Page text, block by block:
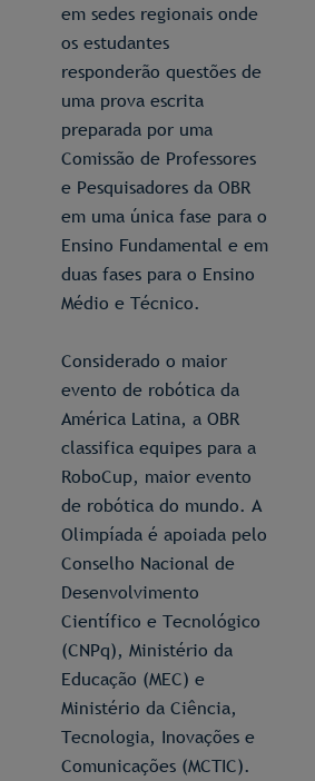
em sedes regionais onde
os estudantes
responderão questões de
uma prova escrita
preparada por uma
Comissão de Professores
e Pesquisadores da OBR
em uma única fase para o
Ensino Fundamental e em
duas fases para o Ensino
Médio e Técnico.
Considerado o maior
evento de robótica da
América Latina, a OBR
classifica equipes para a
RoboCup, maior evento
de robótica do mundo. A
Olimpíada é apoiada pelo
Conselho Nacional de
Desenvolvimento
Científico e Tecnológico
(CNPq), Ministério da
Educação (MEC) e
Ministério da Ciência,
Tecnologia, Inovações e
Comunicações (MCTIC).